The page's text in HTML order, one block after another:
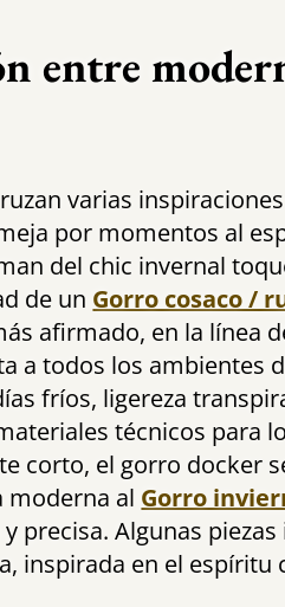
entre
varias
por momentos al
del chic invernal
de un Gorro cosaco /
afirmado, en la línea
a todos los ambientes
fríos, ligereza
técnicos para
corto, el gorro docker
moderna al Gorro
precisa. Algunas
inspirada en el espíritu